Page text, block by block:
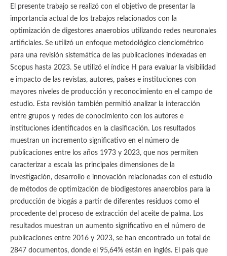
El presente trabajo se realizó con el objetivo de presentar la
importancia actual de los trabajos relacionados con la
optimización de digestores anaerobios utilizando redes neuronales
artificiales. Se utilizó un enfoque metodológico cienciométrico
para una revisión sistemática de las publicaciones indexadas en
Scopus hasta 2023. Se utilizó el índice H para evaluar la visibilidad
e impacto de las revistas, autores, países e instituciones con
mayores niveles de producción y reconocimiento en el campo de
estudio. Esta revisión también permitió analizar la interacción
entre grupos y redes de conocimiento con los autores e
instituciones identificados en la clasificación. Los resultados
muestran un incremento significativo en el número de
publicaciones entre los años 1973 y 2023, que nos permiten
caracterizar a escala las principales dimensiones de la
investigación, desarrollo e innovación relacionadas con el estudio
de métodos de optimización de biodigestores anaerobios para la
producción de biogás a partir de diferentes residuos como el
procedente del proceso de extracción del aceite de palma. Los
resultados muestran un aumento significativo en el número de
publicaciones entre 2016 y 2023, se han encontrado un total de
2847 documentos, donde el 95,64% están en inglés. El país que